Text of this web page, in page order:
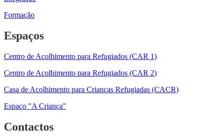
Formação
Espaços
Centro de Acolhimento para Refugiados (CAR 1)
Centro de Acolhimento para Refugiados (CAR 2)
Casa de Acolhimento para Crianças Refugiadas (CACR)
Espaço "A Criança"
Contactos